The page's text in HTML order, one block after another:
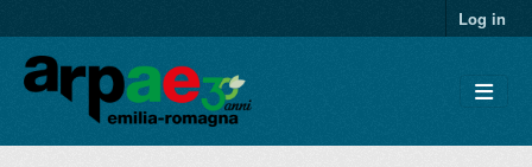
Log in